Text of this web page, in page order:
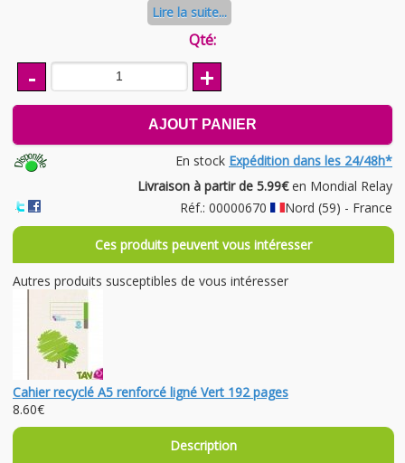
Lire la suite...
Qté:
- +
AJOUT PANIER
En stock Expédition dans les 24/48h*
Livraison à partir de 5.99€en Mondial Relay
Réf.: 00000670
Nord (59) - France
Ces produits peuvent vous intéresser
Autres produits susceptibles de vous intéresser
Cahier recyclé A5 renforcé ligné Vert 192 pages
8.60€
Description